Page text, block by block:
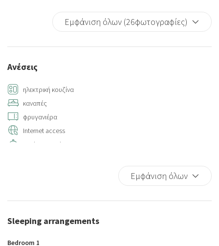
Εμφάνιση όλων (26φωτογραφίες)
Ανέσεις
ηλεκτρική κουζίνα
καναπές
φρυγανιέρα
Internet access
Kitchen supplies
Air conditioning
Multiple closets
Towels
Εμφάνιση όλων
Sleeping arrangements
Bedroom 1